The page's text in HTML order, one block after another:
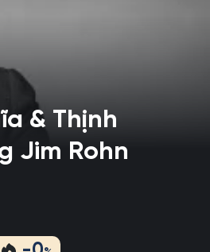
& Thịnh
Jim Rohn